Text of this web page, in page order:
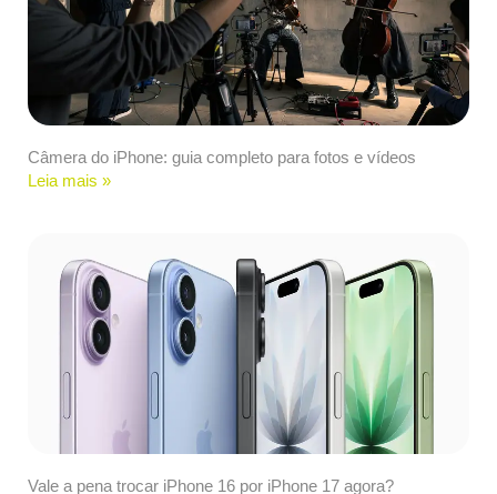
Câmera do iPhone: guia completo para fotos e vídeos
Leia mais »
Vale a pena trocar iPhone 16 por iPhone 17 agora?